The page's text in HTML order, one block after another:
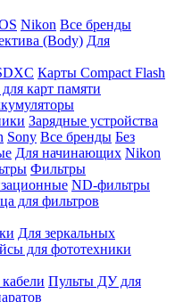
Nikon Все бренды
(Body) Для
Карты Compact Flash
карт памяти
Зарядные устройства
Sony Все бренды Без
Для начинающих Nikon
Фильтры
ND-фильтры
для фильтров
Для зеркальных
для фототехники
Пульты ДУ для